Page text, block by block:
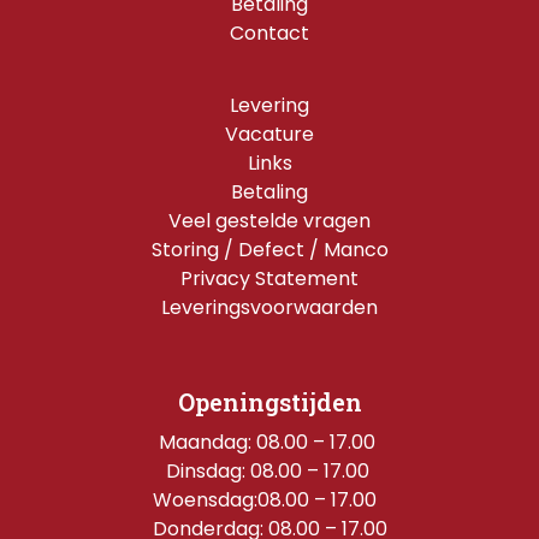
Contact
Levering
Vacature
Links
Betaling
Veel gestelde vragen
Storing / Defect / Manco
Privacy Statement
Leveringsvoorwaarden
Openingstijden
Maandag: 08.00 – 17.00
Dinsdag: 08.00 – 17.00
Woensdag:08.00 – 17.00
Donderdag: 08.00 – 17.00